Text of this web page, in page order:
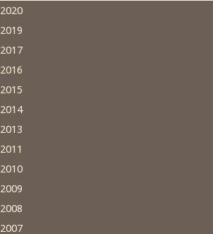
2020
2019
2017
2016
2015
2014
2013
2011
2010
2009
2008
2007